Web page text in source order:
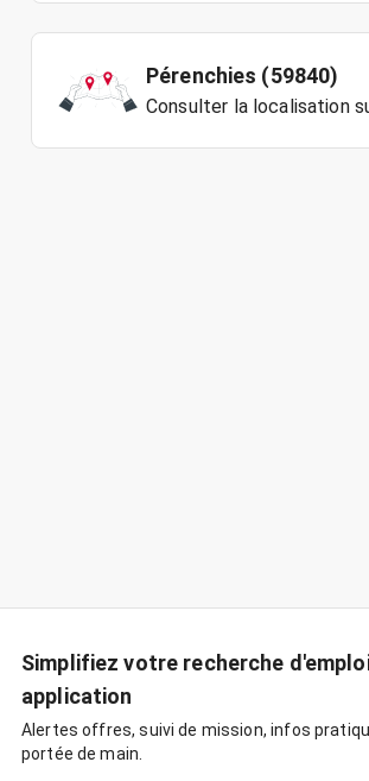
Pérenchies (59840)
Consulter la localisation
Simplifiez votre recherche
application
Alertes offres, suivi de mission, infos
portée de main.